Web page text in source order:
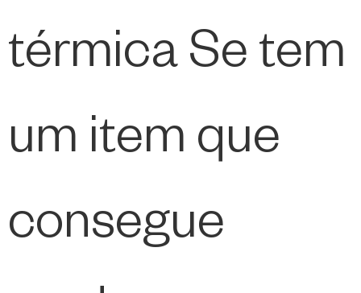
térmica Se tem
um item que
consegue